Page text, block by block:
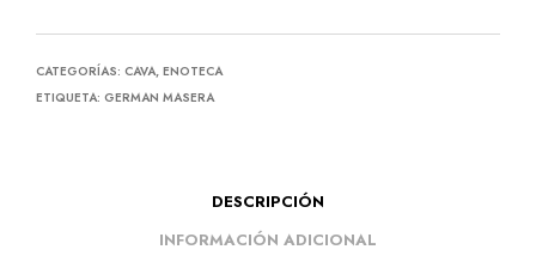
CATEGORÍAS: CAVA, ENOTECA
ETIQUETA: GERMAN MASERA
DESCRIPCIÓN
INFORMACIÓN ADICIONAL